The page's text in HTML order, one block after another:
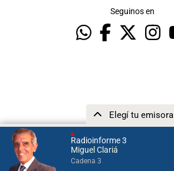
Radioinforme 3
Miguel Clariá
Cadena 3
Elegí tu emisora
Seguinos en